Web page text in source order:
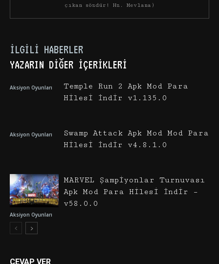
çıkan sözdür! Hz. Mevlana)
İLGILI HABERLER
YAZARIN DIĞER İÇERIKLERI
Aksiyon Oyunları
Temple Run 2 Apk Mod Para
Hilesi İndir v1.135.0
Aksiyon Oyunları
Swamp Attack Apk Mod Mod Para
Hilesi İndir v4.8.1.0
Aksiyon Oyunları
MARVEL Şampiyonlar Turnuvası
Apk Mod Para Hilesi İndir –
v58.0.0
CEVAP VER